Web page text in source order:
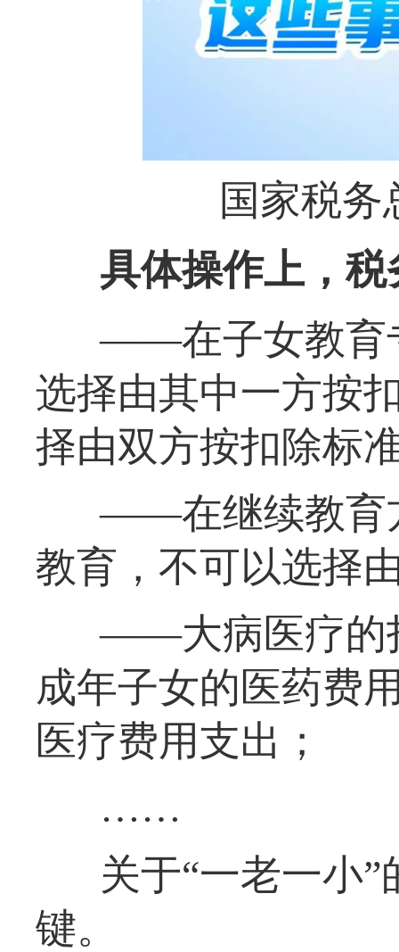
国家税
具体操作上，
——在子女教育
选择由其中一方按
择由双方按扣除标
——在继续教育
教育，不可以选择
——大病医疗的
成年子女的医药费
医疗费用支出；
……
关于“一老一小
键。